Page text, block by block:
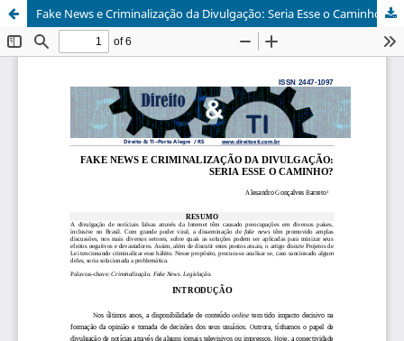
Fake News e Criminalização da Divulgação: Seria Esse o Caminho?